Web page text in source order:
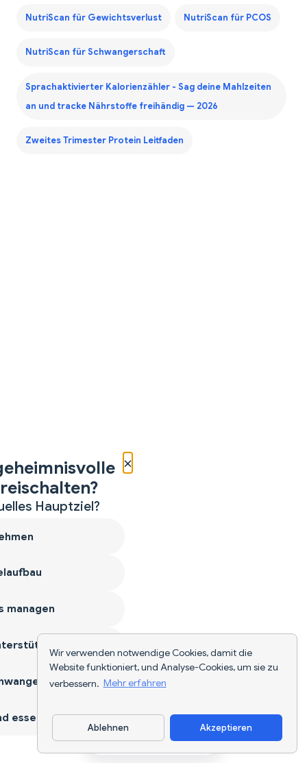
Wir verwenden notwendige Cookies, damit die
Website funktioniert, und Analyse-Cookies, um sie zu
verbessern. Mehr erfahren
Ablehnen Akzeptieren
NutriScan für Gewichtsverlust NutriScan für PCOS
NutriScan für Schwangerschaft
Sprachaktivierter Kalorienzähler - Sag deine Mahlzeiten
an und tracke Nährstoffe freihändig — 2026
Zweites Trimester Protein Leitfaden
App herunterladen
×
Hauptziel?
managen
essen